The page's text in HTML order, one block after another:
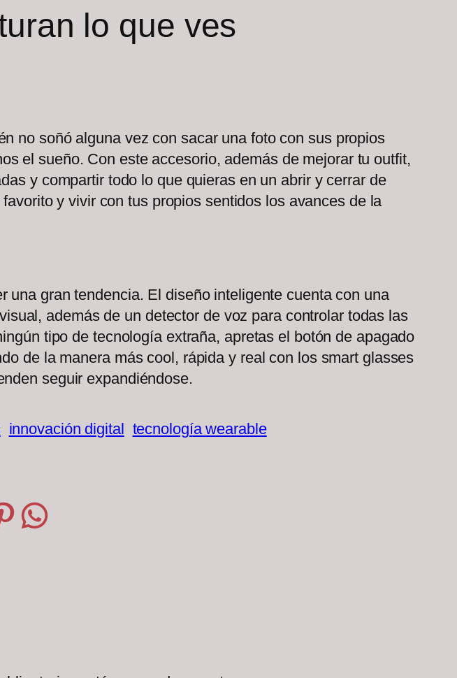
lo que ves
no soñó alguna vez con sacar una foto con sus propios
el sueño. Con este accesorio, además de mejorar tu outfit,
y compartir todo lo que quieras en un abrir y cerrar de
y vivir con tus propios sentidos los avances de la
gran tendencia. El diseño inteligente cuenta con una
además de un detector de voz para controlar todas las
tipo de tecnología extraña, apretas el botón de apagado
de la manera más cool, rápida y real con los smart glasses
seguir expandiéndose.
innovación digital tecnología wearable
en Pinterest
Compartir en WhatsApp